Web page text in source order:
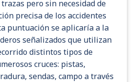
pero sin necesidad de
precisa de los accidentes
puntuación se aplicaría a la
señalizados que utilizan
distintos tipos de
cruces: pistas,
sendas, campo a través